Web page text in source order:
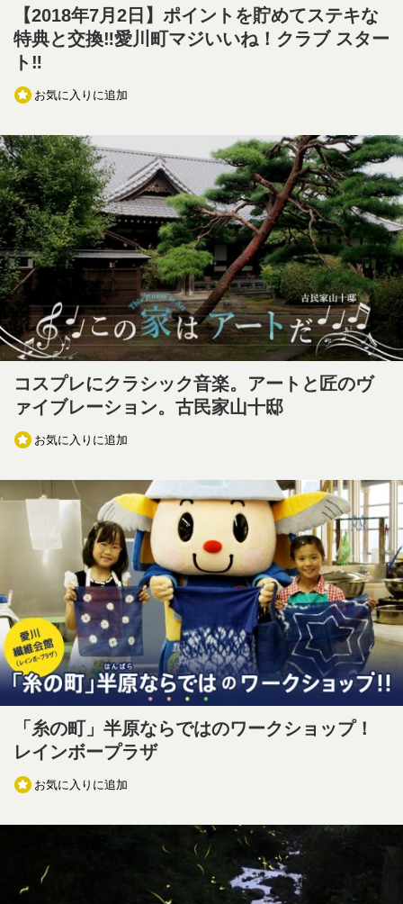
【2018年7月2日】ポイントを貯めてステキな
特典と交換‼愛川町マジいいね！クラブ スター
ト‼
お気に入りに追加
コスプレにクラシック音楽。アートと匠のヴ
ァイブレーション。古民家山十邸
お気に入りに追加
「糸の町」半原ならではのワークショップ！
レインボープラザ
お気に入りに追加